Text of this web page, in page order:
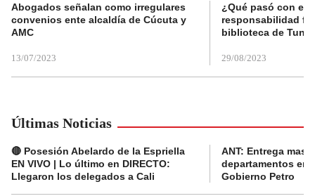
Abogados señalan como irregulares
convenios ente alcaldía de Cúcuta y
AMC
13/07/2023
¿Qué pasó con el
responsabilidad
biblioteca de
29/08/2023
Últimas Noticias
🔴 Posesión Abelardo de la Espriella
EN VIVO | Lo último en DIRECTO:
Llegaron los delegados a Cali
ANT: Entrega
departamentos en
Gobierno Petro